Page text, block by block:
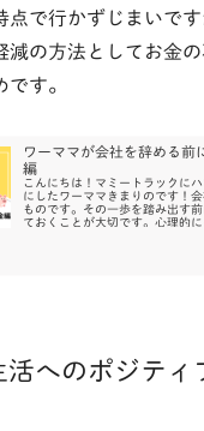
で行かずじまいです
減の方法としてお金
す。
ワーママが会社を辞める
編
こんにちは！マミートラックに
にしたワーママきまりのです！
ものです。その一歩を踏み出す
ておくことが大切です。心理的
へのポジティ